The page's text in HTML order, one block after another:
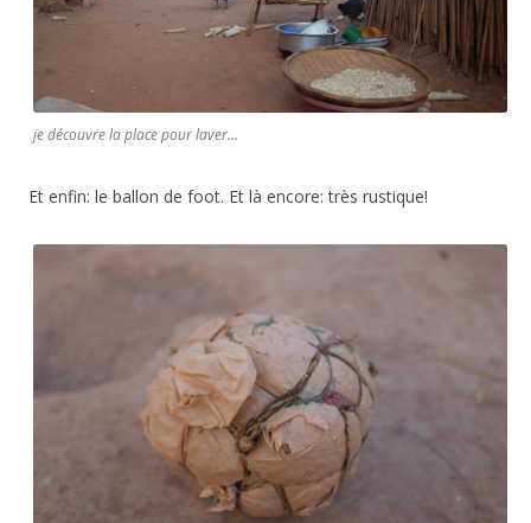
je découvre la place pour laver…
Et enfin: le ballon de foot. Et là encore: très rustique!